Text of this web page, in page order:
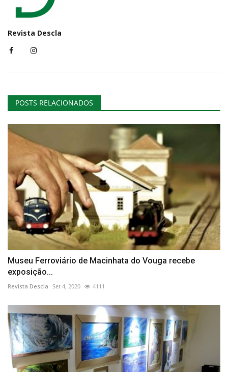
Revista Descla
POSTS RELACIONADOS
Museu Ferroviário de Macinhata do Vouga recebe
exposição...
Revista Descla Set 4, 2020 4111